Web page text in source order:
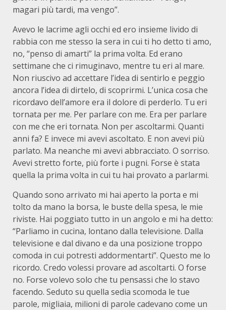
magari più tardi, ma vengo”.
Avevo le lacrime agli occhi ed ero insieme livido di
rabbia con me stesso la sera in cui ti ho detto ti amo,
no, “penso di amarti” la prima volta. Ed erano
settimane che ci rimuginavo, mentre tu eri al mare.
Non riuscivo ad accettare l’idea di sentirlo e peggio
ancora l’idea di dirtelo, di scoprirmi. L’unica cosa che
ricordavo dell’amore era il dolore di perderlo. Tu eri
tornata per me. Per parlare con me. Era per parlare
con me che eri tornata. Non per ascoltarmi. Quanti
anni fa? E invece mi avevi ascoltato. E non avevi più
parlato. Ma neanche mi avevi abbracciato. O sorriso.
Avevi stretto forte, più forte i pugni. Forse è stata
quella la prima volta in cui tu hai provato a parlarmi.
Quando sono arrivato mi hai aperto la porta e mi
tolto da mano la borsa, le buste della spesa, le mie
riviste. Hai poggiato tutto in un angolo e mi ha detto:
“Parliamo in cucina, lontano dalla televisione. Dalla
televisione e dal divano e da una posizione troppo
comoda in cui potresti addormentarti”. Questo me lo
ricordo. Credo volessi provare ad ascoltarti. O forse
no. Forse volevo solo che tu pensassi che lo stavo
facendo. Seduto su quella sedia scomoda le tue
parole, migliaia, milioni di parole cadevano come un